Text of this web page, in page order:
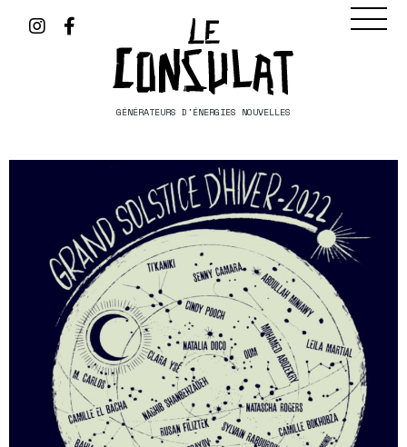
GÉNÉRATEURS D'ÉNERGIES NOUVELLES